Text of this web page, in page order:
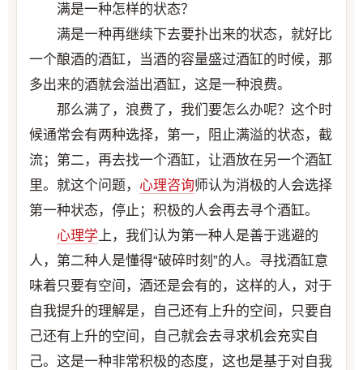
满是一种怎样的状态？
满是一种再继续下去要扑出来的状态，就好比
一个酿酒的酒缸，当酒的容量盛过酒缸的时候，那
多出来的酒就会溢出酒缸，这是一种浪费。
那么满了，浪费了，我们要怎么办呢？这个时
候通常会有两种选择，第一，阻止满溢的状态，截
流；第二，再去找一个酒缸，让酒放在另一个酒缸
里。就这个问题， 心理咨询师认为消极的人会选择
第一种状态，停止；积极的人会再去寻个酒缸。
心理学上，我们认为第一种人是善于逃避的
人，第二种人是懂得“破碎时刻”的人。寻找酒缸意
味着只要有空间，酒还是会有的，这样的人，对于
自我提升的理解是，自己还有上升的空间，只要自
己还有上升的空间，自己就会去寻求机会充实自
己。这是一种非常积极的态度，这也是基于对自我